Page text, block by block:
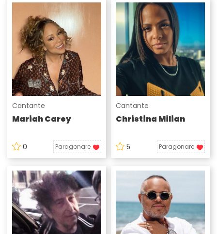
Cantante
Mariah Carey
0 Paragonare
Cantante
Christina Milian
5 Paragonare